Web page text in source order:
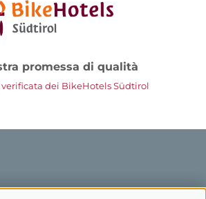
promessa di qualità
dei BikeHotels Südtirol